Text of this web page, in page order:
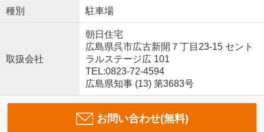
種別 駐車場
取扱会社
朝日住宅
広島県呉市広古新開７丁目23-15 セント
ラルステージ広 101
TEL:0823-72-4594
広島県知事 (13) 第3683号
お問い合わせ(無料)